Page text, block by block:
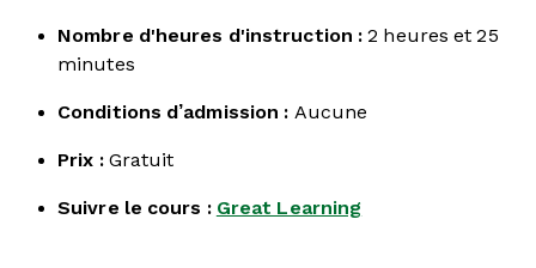
Nombre d'heures d'instruction : 2 heures et 25
minutes
Conditions d’admission : Aucune
Prix :Gratuit
Suivre le cours : Great Learning